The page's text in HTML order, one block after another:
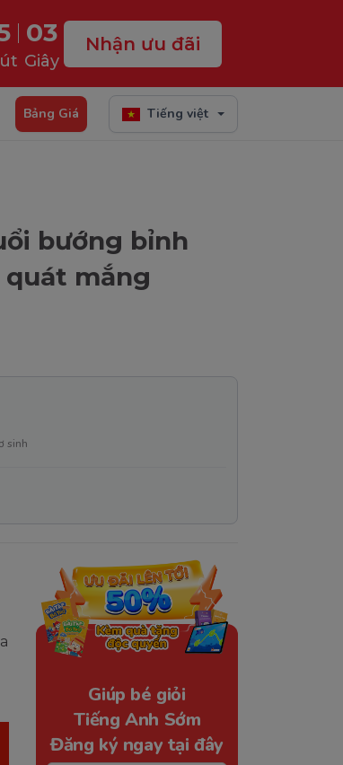
02
Giây
Nhận ưu đãi
Bảng Giá Tiếng việt
bướng bỉnh
mắng
sinh
Giúp bé giỏi
Tiếng Anh Sớm
Đăng ký ngay tại đây